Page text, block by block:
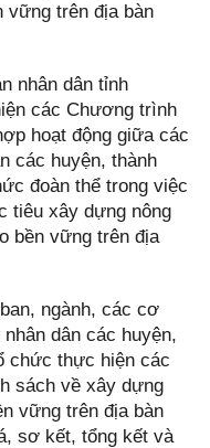
vững trên địa bàn
nhân dân tỉnh
các Chương trình
hoạt động giữa các
các huyện, thành
đoàn thể trong việc
tiêu xây dựng nông
bền vững trên địa
ngành, các cơ
dân các huyện,
chức thực hiện các
sách về xây dựng
vững trên địa bàn
sơ kết, tổng kết và